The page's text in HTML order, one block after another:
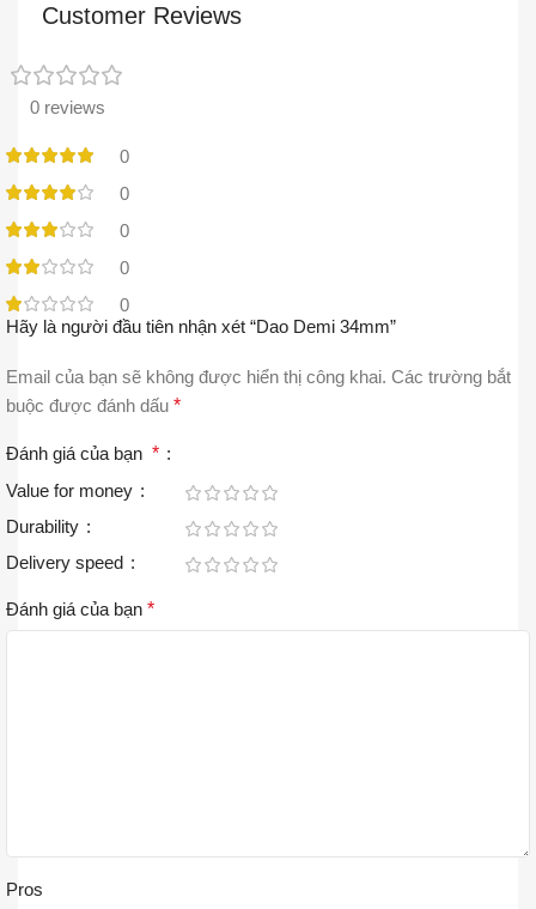
Customer Reviews
0 reviews
0
0
0
0
0
Hãy là người đầu tiên nhận xét “Dao Demi 34mm”
Email của bạn sẽ không được hiển thị công khai. Các trường bắt
buộc được đánh dấu *
Đánh giá của bạn *
Value for money
Durability
Delivery speed
Đánh giá của bạn *
Pros